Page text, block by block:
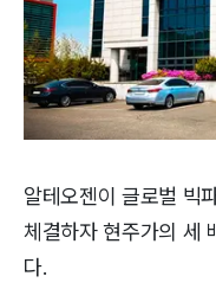
알테오젠이 글로벌 빅
체결하자 현주가의 세
다.